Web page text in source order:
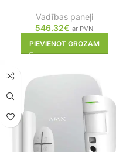
Vadības paneļi
546.32€ ar PVN
PIEVIENOT GROZAM